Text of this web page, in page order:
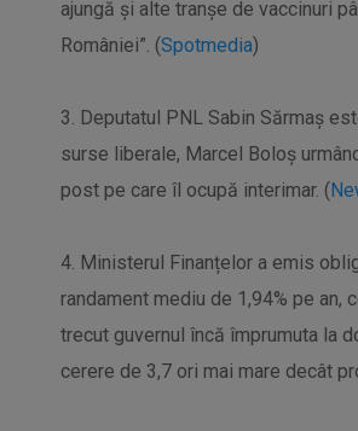
ajungă și alte tranșe de vaccinuri
României”. (Spotmedia)
3. Deputatul PNL Sabin Sărmaş
surse liberale, Marcel Boloş
post pe care îl ocupă interimar. (
4. Ministerul Finanțelor a emis
randament mediu de 1,94% pe an,
trecut guvernul încă împrumuta la
cerere de 3,7 ori mai mare decât